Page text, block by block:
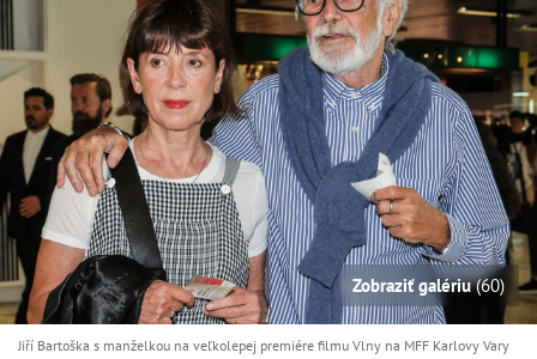
Zobraziť galériu(60)
Jiří Bartoška s manželkou na veľkolepej premiére filmu Vlny na MFF Karlovy Vary